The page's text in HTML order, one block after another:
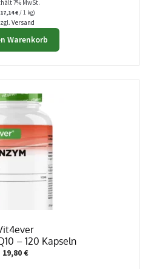
7% MwSt.
€/ 1 kg)
Versand
Warenkorb
– 120 Kapseln
19,80€